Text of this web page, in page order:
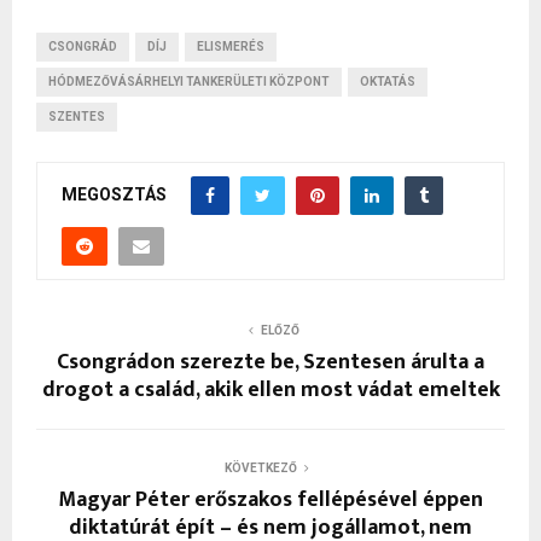
CSONGRÁD DÍJ ELISMERÉS
HÓDMEZŐVÁSÁRHELYI TANKERÜLETI KÖZPONT OKTATÁS
SZENTES
MEGOSZTÁS
ELŐZŐ
Csongrádon szerezte be, Szentesen árulta a
drogot a család, akik ellen most vádat emeltek
KÖVETKEZŐ
Magyar Péter erőszakos fellépésével éppen
diktatúrát épít – és nem jogállamot, nem